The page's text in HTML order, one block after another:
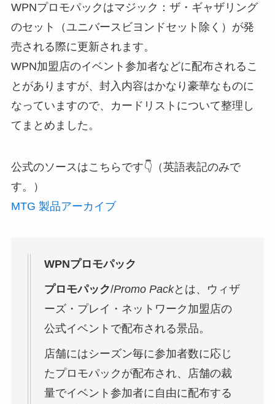
WPNプロモパックはマジック：ザ・ギャザリング
のセット（ユニバースビヨンドセット除く）が発
売される際に更新されます。
WPN加盟店のイベント参加者などに配布されるこ
とがありますが、封入内容はかなり豪華なものに
なっていますので、カードリストについて整理し
てまとめました。
公式のソースはこちらです👇（英語表記のみで
す。）
MTG 製品アーカイブ
WPNプロモパック
プロモパック/Promo Packとは、ウィザ
ーズ・プレイ・ネットワーク加盟店の
公式イベントで配布される景品。
店舗にはシーズン毎に参加者数に応じ
たプロモパックが配布され、店舗の裁
量でイベント参加者に自由に配布する